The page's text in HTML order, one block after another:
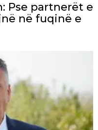
Pse partnerët e
në fuqinë e